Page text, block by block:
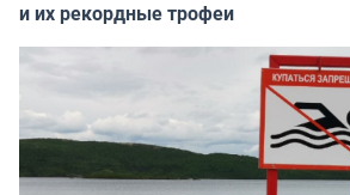
и их рекордные трофеи